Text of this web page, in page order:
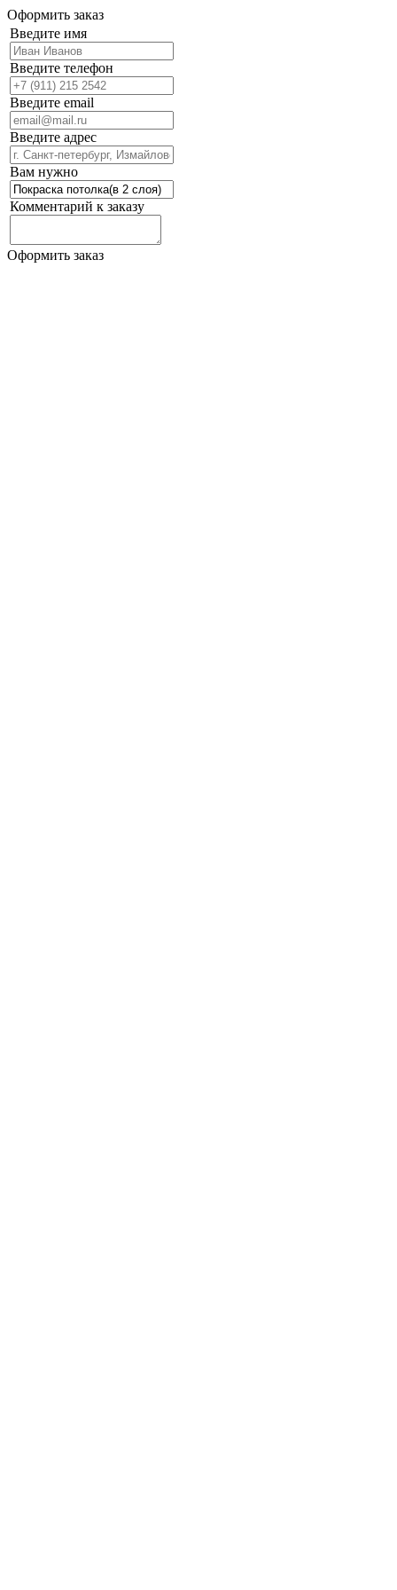
Оформить заказ
Введите имя
Введите телефон
Введите email
Введите адрес
Вам нужно
Комментарий к заказу
Оформить заказ